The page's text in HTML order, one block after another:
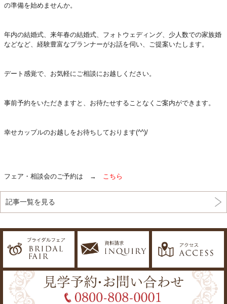
の準備を始めませんか。
年内の結婚式、来年春の結婚式、フォトウェディング、少人数での家族婚
などなど、経験豊富なプランナーがお話を伺い、ご提案いたします。
デート感覚で、お気軽にご相談にお越しください。
事前予約をいただきますと、お待たせすることなくご案内ができます。
幸せカップルのお越しをお待ちしております(^^)/
フェア・相談会のご予約は → こちら
記事一覧を見る